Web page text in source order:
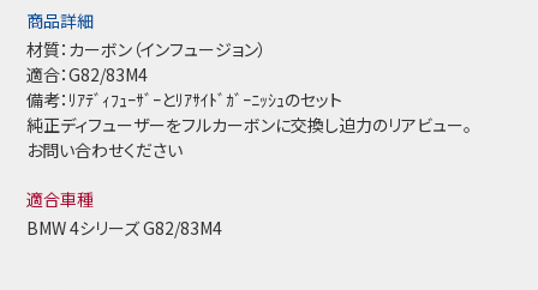
商品詳細
材質：カーボン（インフュージョン）
適合：G82/83M4
備考：ﾘｱﾃﾞｨﾌｭｰｻﾞｰとﾘｱｻｲﾄﾞｶﾞｰﾆｯｼｭのセット
純正ディフューザーをフルカーボンに交換し迫力のリアビュー。
お問い合わせください
適合車種
BMW 4シリーズ G82/83M4